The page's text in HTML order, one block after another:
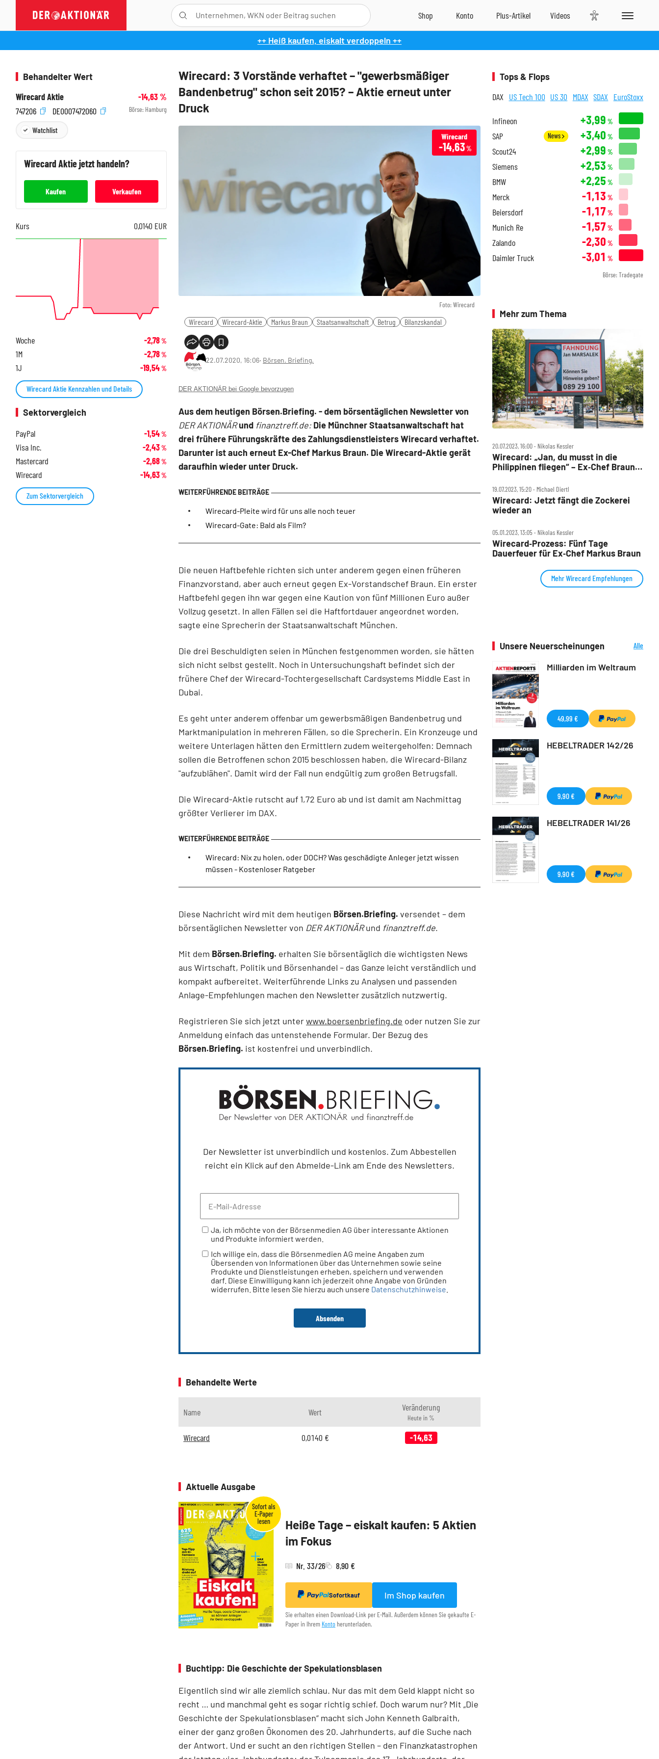
++ Heiß kaufen, eiskalt verdoppeln ++
Wirecard: 3 Vorstände verhaftet – "gewerbsmäßiger
Bandenbetrug" schon seit 2015? – Aktie erneut unter
Druck
Foto: Wirecard
Wirecard
-14,63%
Wirecard Wirecard-Aktie Markus Braun Staatsanwaltschaft Betrug Bilanzskandal
22.07.2020, 16:06‧ Börsen. Briefing.
DER AKTIONÄR bei Google bevorzugen
Aus dem heutigen Börsen.Briefing. - dem börsentäglichen Newsletter von
DER AKTIONÄRund finanztreff.de: Die Münchner Staatsanwaltschaft hat
drei frühere Führungskräfte des Zahlungsdienstleisters Wirecard verhaftet.
Darunter ist auch erneut Ex-Chef Markus Braun. Die Wirecard-Aktie gerät
daraufhin wieder unter Druck.
Wirecard-Pleite wird für uns alle noch teuer
Wirecard-Gate: Bald als Film?
Die neuen Haftbefehle richten sich unter anderem gegen einen früheren
Finanzvorstand, aber auch erneut gegen Ex-Vorstandschef Braun. Ein erster
Haftbefehl gegen ihn war gegen eine Kaution von fünf Millionen Euro außer
Vollzug gesetzt. In allen Fällen sei die Haftfortdauer angeordnet worden,
sagte eine Sprecherin der Staatsanwaltschaft München.
Die drei Beschuldigten seien in München festgenommen worden, sie hätten
sich nicht selbst gestellt. Noch in Untersuchungshaft befindet sich der
frühere Chef der Wirecard-Tochtergesellschaft Cardsystems Middle East in
Dubai.
Es geht unter anderem offenbar um gewerbsmäßigen Bandenbetrug und
Marktmanipulation in mehreren Fällen, so die Sprecherin. Ein Kronzeuge und
weitere Unterlagen hätten den Ermittlern zudem weitergeholfen: Demnach
sollen die Betroffenen schon 2015 beschlossen haben, die Wirecard-Bilanz
"aufzublähen". Damit wird der Fall nun endgültig zum großen Betrugsfall.
Die Wirecard-Aktie rutscht auf 1,72 Euro ab und ist damit am Nachmittag
größter Verlierer im DAX.
Wirecard: Nix zu holen, oder DOCH? Was geschädigte Anleger jetzt wissen
müssen - Kostenloser Ratgeber
Diese Nachricht wird mit dem heutigen Börsen.Briefing. versendet – dem
börsentäglichen Newsletter von DER AKTIONÄRund finanztreff.de.
Mit dem Börsen.Briefing. erhalten Sie börsentäglich die wichtigsten News
aus Wirtschaft, Politik und Börsenhandel – das Ganze leicht verständlich und
kompakt aufbereitet. Weiterführende Links zu Analysen und passenden
Anlage-Empfehlungen machen den Newsletter zusätzlich nutzwertig.
Registrieren Sie sich jetzt unterwww.boersenbriefing.de oder nutzen Sie zur
Anmeldung einfach das untenstehende Formular. Der Bezug des
Börsen.Briefing. ist kostenfrei und unverbindlich.
Der Newsletter ist unverbindlich und kostenlos. Zum Abbestellen
reicht ein Klick auf den Abmelde-Link am Ende des Newsletters.
Ja, ich möchte von der Börsenmedien AG über interessante Aktionen
und Produkte informiert werden.
Ich willige ein, dass die Börsenmedien AG meine Angaben zum
Übersenden von Informationen über das Unternehmen sowie seine
Produkte und Dienstleistungen erheben, speichern und verwenden
darf. Diese Einwilligung kann ich jederzeit ohne Angabe von Gründen
widerrufen. Bitte lesen Sie hierzu auch unsere Datenschutzhinweise
Behandelte Werte
Name Wert Veränderung
Heute in %
Wirecard 0,0140 € -14,63
Aktuelle Ausgabe
Heiße Tage – eiskalt kaufen: 5 Aktien
im Fokus
Nr. 33/26 8,90 €
Sofortkauf Im Shop kaufen
Sie erhalten einen Download-Link per E-Mail. Außerdem können Sie gekaufte E-
Paper in Ihrem Konto herunterladen.
Buchtipp: Die Geschichte der Spekulationsblasen
Eigentlich sind wir alle ziemlich schlau. Nur das mit dem Geld klappt nicht so
recht … und manchmal geht es sogar richtig schief. Doch warum nur? Mit „Die
Geschichte der Spekulationsblasen“ macht sich John Kenneth Galbraith,
einer der ganz großen Ökonomen des 20. Jahrhunderts, auf die Suche nach
der Antwort. Und er sucht an den richtigen Stellen – den Finanz­katas­trophen
Behandelter Wert
Wirecard Aktie
-14,63%
747206
DE0007472060 Börse: Hamburg
Watchlist
WirecardAktie jetzt handeln?
Kaufen Verkaufen
Kurs 0,0140 EUR
Woche -2,78%
1M -2,78%
1J -19,54%
Wirecard Aktie Kennzahlen und Details
Sektorvergleich
PayPal
-1,54%
Visa Inc. -2,43%
Mastercard -2,68%
Wirecard -14,63%
Zum Sektorvergleich
Tops & Flops
DAX US Tech 100 US 30 MDAX SDAX EuroStoxx
Infineon +3,99 %
SAP News +3,40 %
Scout24 +2,99 %
Siemens +2,53 %
BMW +2,25 %
Merck -1,13 %
Beiersdorf -1,17 %
Munich Re -1,57 %
Zalando -2,30 %
Daimler Truck -3,01 %
Börse: Tradegate
Mehr zum Thema
20.07.2023, 16:00 ‧ Nikolas Kessler
Wirecard: „Jan, du musst in die
Philippinen fliegen“ – Ex‑Chef Braun
19.07.2023, 15:20 ‧ Michael Diertl
Wirecard: Jetzt fängt die Zockerei
wieder an
05.01.2023, 13:05 ‧ Nikolas Kessler
Wirecard‑Prozess: Fünf Tage
Dauerfeuer für Ex‑Chef Markus Braun
Mehr Wirecard Empfehlungen
Unsere Neuerscheinungen
Alle
Milliarden im Weltraum
49,99 €
HEBELTRADER 142/26
9,90 €
HEBELTRADER 141/26
9,90 €